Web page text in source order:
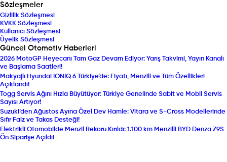
Sözleşmeler
Gizlilik Sözleşmesi
KVKK Sözleşmesi
Kullanıcı Sözleşmesi
Üyelik Sözleşmesi
Güncel Otomotiv Haberleri
2026 MotoGP Heyecanı Tam Gaz Devam Ediyor: Yarış Takvimi, Yayın Kanalı
ve Başlama Saatleri!
Makyajlı Hyundai IONIQ 6 Türkiye’de: Fiyatı, Menzili ve Tüm Özellikleri
Açıklandı!
Togg Servis Ağını Hızla Büyütüyor: Türkiye Genelinde Sabit ve Mobil Servis
Sayısı Artıyor!
Suzuki’den Ağustos Ayına Özel Dev Hamle: Vitara ve S-Cross Modellerinde
Sıfır Faiz ve Takas Desteği!
Elektrikli Otomobilde Menzil Rekoru Kırıldı: 1.100 km Menzilli BYD Denza Z9S
Ön Siparişe Açıldı!